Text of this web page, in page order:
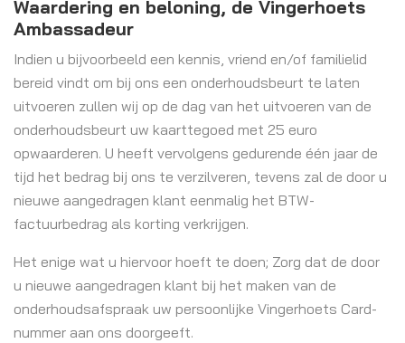
Waardering en beloning, de Vingerhoets
Ambassadeur
Indien u bijvoorbeeld een kennis, vriend en/of familielid
bereid vindt om bij ons een onderhoudsbeurt te laten
uitvoeren zullen wij op de dag van het uitvoeren van de
onderhoudsbeurt uw kaarttegoed met 25 euro
opwaarderen. U heeft vervolgens gedurende één jaar de
tijd het bedrag bij ons te verzilveren, tevens zal de door u
nieuwe aangedragen klant eenmalig het BTW-
factuurbedrag als korting verkrijgen.
Het enige wat u hiervoor hoeft te doen; Zorg dat de door
u nieuwe aangedragen klant bij het maken van de
onderhoudsafspraak uw persoonlijke Vingerhoets Card-
nummer aan ons doorgeeft.